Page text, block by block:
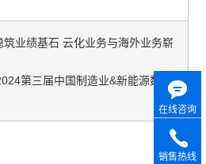
业绩基石 云化业务与海外业务崭
第三届中国制造业&新能源数
在线咨询
销售热线